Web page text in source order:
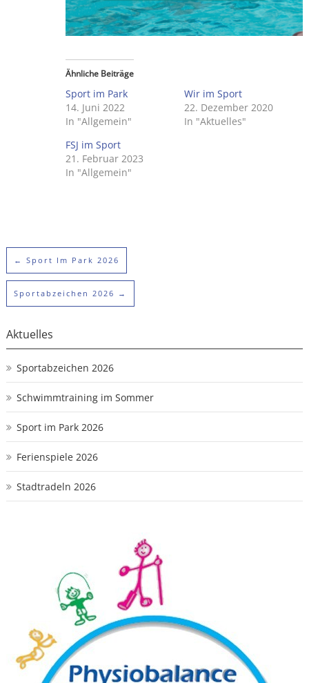
Ähnliche Beiträge
Sport im Park
14. Juni 2022
In "Allgemein"
Wir im Sport
22. Dezember 2020
In "Aktuelles"
FSJ im Sport
21. Februar 2023
In "Allgemein"
← Sport Im Park 2026
Sportabzeichen 2026 →
Aktuelles
Sportabzeichen 2026
Schwimmtraining im Sommer
Sport im Park 2026
Ferienspiele 2026
Stadtradeln 2026